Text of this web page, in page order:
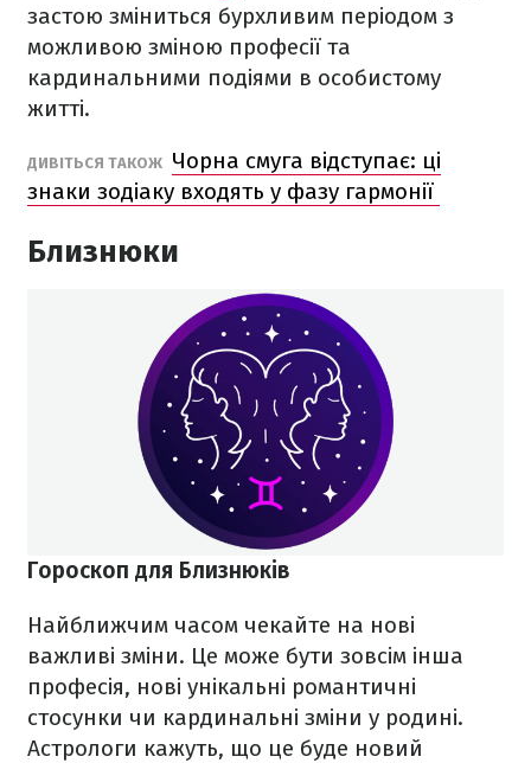
застою зміниться бурхливим періодом з
можливою зміною професії та
кардинальними подіями в особистому
житті.
ДИВІТЬСЯ ТАКОЖ Чорна смуга відступає: ці
знаки зодіаку входять у фазу гармонії
Близнюки
Гороскоп для Близнюків
Найближчим часом чекайте на нові
важливі зміни. Це може бути зовсім інша
професія, нові унікальні романтичні
стосунки чи кардинальні зміни у родині.
Астрологи кажуть, що це буде новий